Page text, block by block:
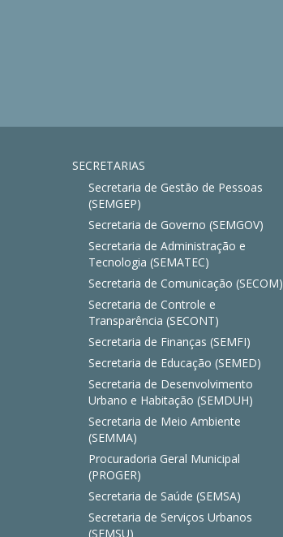
SECRETARIAS
Secretaria de Gestão de Pessoas
(SEMGEP)
Secretaria de Governo (SEMGOV)
Secretaria de Administração e
Tecnologia (SEMATEC)
Secretaria de Comunicação (SECOM)
Secretaria de Controle e
Transparência (SECONT)
Secretaria de Finanças (SEMFI)
Secretaria de Educação (SEMED)
Secretaria de Desenvolvimento
Urbano e Habitação (SEMDUH)
Secretaria de Meio Ambiente
(SEMMA)
Procuradoria Geral Municipal
(PROGER)
Secretaria de Saúde (SEMSA)
Secretaria de Serviços Urbanos
(SEMSU)